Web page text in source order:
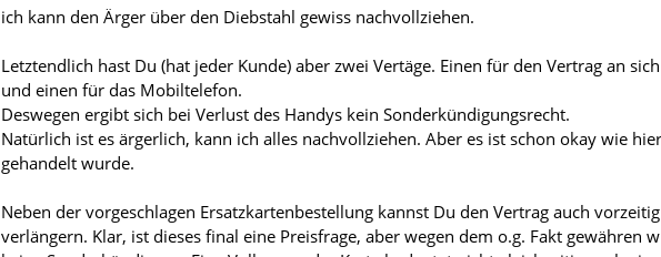
ich kann den Ärger über den Diebstahl gewiss nachvollziehen.
Letztendlich hast Du (hat jeder Kunde) aber zwei Vertäge. Einen für den Vertrag an sich
und einen für das Mobiltelefon.
Deswegen ergibt sich bei Verlust des Handys kein Sonderkündigungsrecht.
Natürlich ist es ärgerlich, kann ich alles nachvollziehen. Aber es ist schon okay wie hier
gehandelt wurde.
Neben der vorgeschlagen Ersatzkartenbestellung kannst Du den Vertrag auch vorzeitig
verlängern. Klar, ist dieses final eine Preisfrage, aber wegen dem o.g. Fakt gewähren